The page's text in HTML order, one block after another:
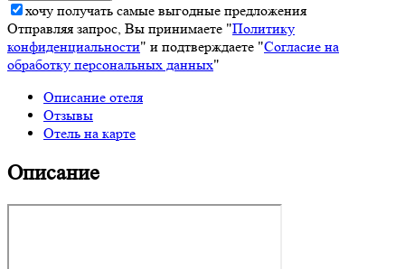
хочу получать самые выгодные предложения
Отправляя запрос, Вы принимаете "Политику
конфиденциальности" и подтверждаете "Согласие на
обработку персональных данных"
Описание отеля
Отзывы
Отель на карте
Описание